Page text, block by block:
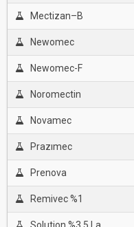
Mectizan–B
Newomec
Newomec-F
Noromectin
Novamec
Prazımec
Prenova
Remivec %1